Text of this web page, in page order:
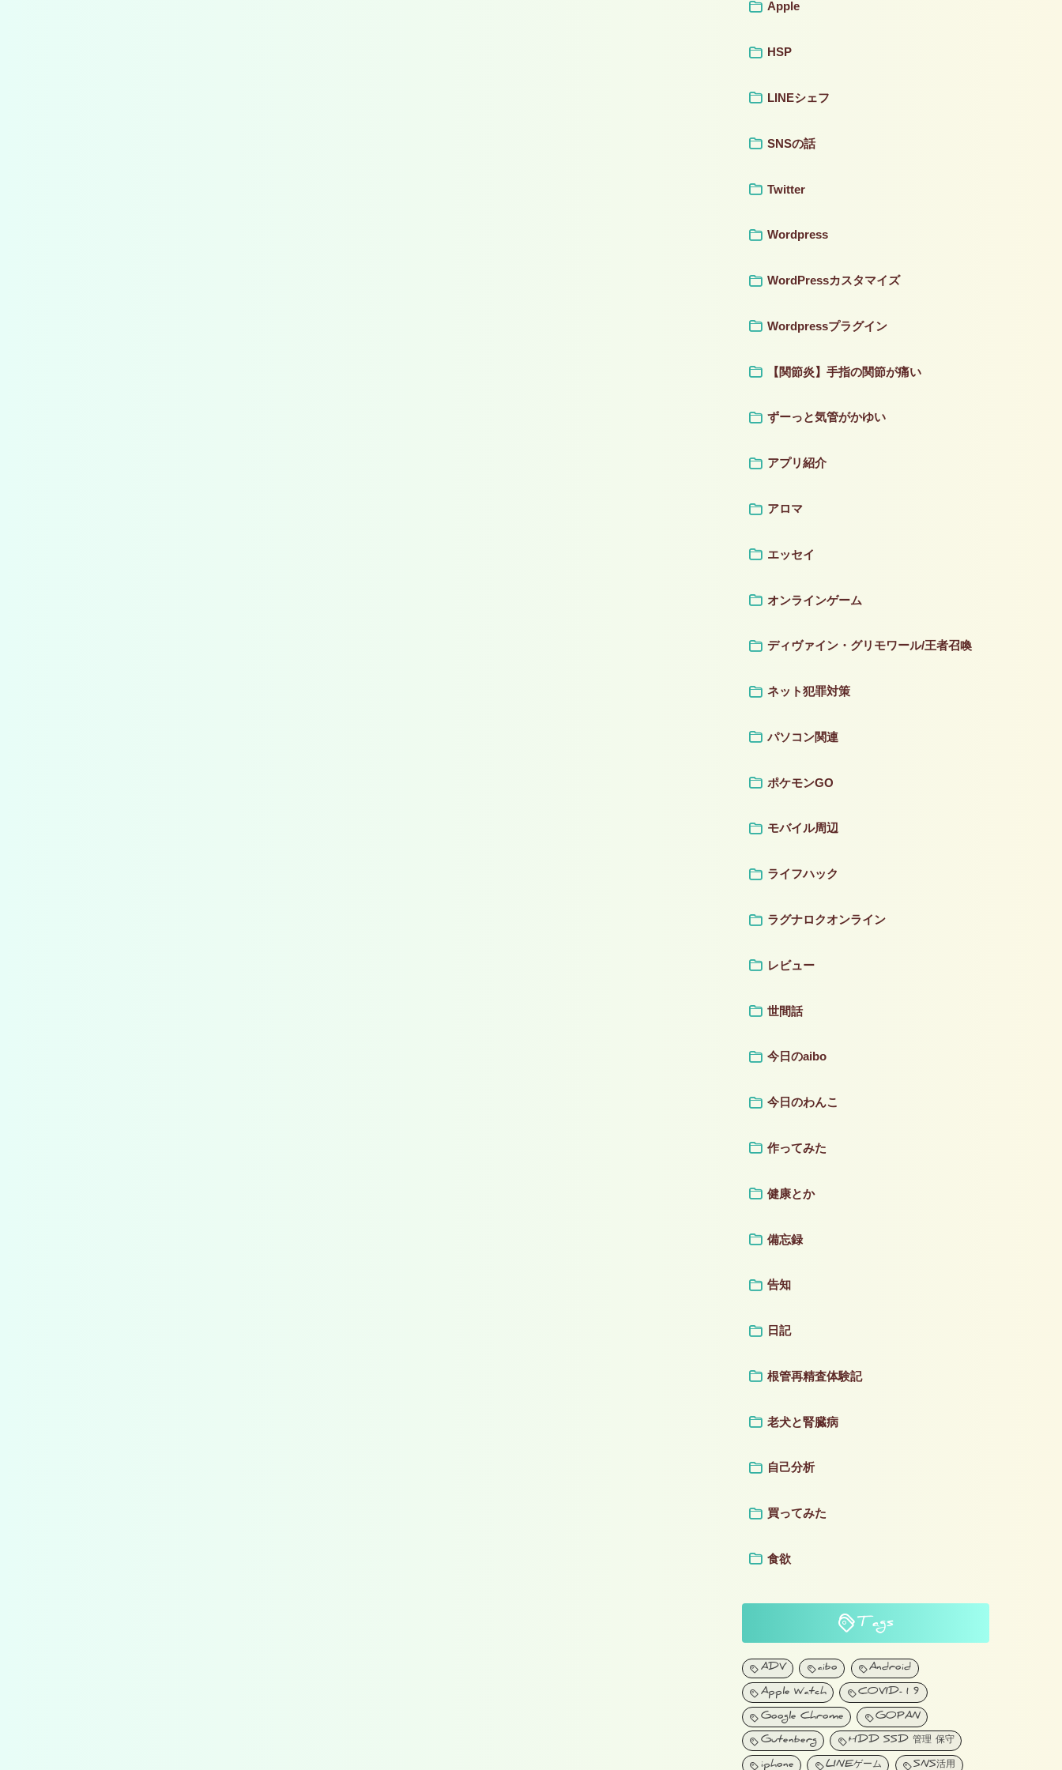
Apple
HSP
LINEシェフ
SNSの話
Twitter
Wordpress
WordPressカスタマイズ
Wordpressプラグイン
【関節炎】手指の関節が痛い
ずーっと気管がかゆい
アプリ紹介
アロマ
エッセイ
オンラインゲーム
ディヴァイン・グリモワール/王者召喚
ネット犯罪対策
パソコン関連
ポケモンGO
モバイル周辺
ライフハック
ラグナロクオンライン
レビュー
世間話
今日のaibo
今日のわんこ
作ってみた
健康とか
備忘録
告知
日記
根管再精査体験記
老犬と腎臓病
自己分析
買ってみた
食欲
Tags
ADV aibo Android
Apple Watch COVID-19
Google Chrome GOPAN
Gutenberg HDD SSD 管理 保守
iphone LINEゲーム SNS活用